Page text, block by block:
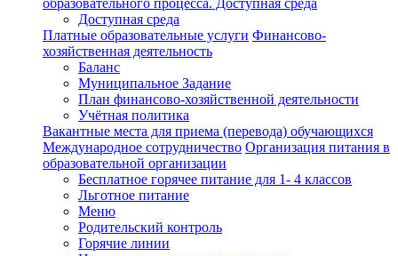
образовательного процесса. Доступная среда
Доступная среда
Платные образовательные услуги Финансово-
хозяйственная деятельность
Баланс
Муниципальное Задание
План финансово-хозяйственной деятельности
Учётная политика
Вакантные места для приема (перевода) обучающихся
Международное сотрудничество Организация питания в
образовательной организации
Бесплатное горячее питание для 1- 4 классов
Льготное питание
Меню
Родительский контроль
Горячие линии